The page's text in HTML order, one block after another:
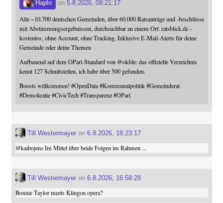
Haplo on 5.8.2026, 08:21:17
Alle ~10.700 deutschen Gemeinden, über 60.000 Ratsanträge und -beschlüsse
mit Abstimmungsergebnissen, durchsuchbar an einem Ort: ratsblick.de -
kostenlos, ohne Account, ohne Tracking, Inklusive E-Mail-Alerts für deine
Gemeinde oder deine Themen
Aufbauend auf dem OParl-Standard von @okfde: das offizielle Verzeichnis
kennt 127 Schnittstellen, ich habe über 500 gefunden.
Boosts willkommen! #OpenData #Kommunalpolitik #Gemeinderat
#Demokratie #CivicTech #Transparenz #OParl
Till Westermayeron 6.8.2026, 18:23:17
@kaibojensIm Mittel über beide Folgen im Rahmen ...
Till Westermayeron 6.8.2026, 16:58:28
Bonnie Taylor meets Klingon opera?